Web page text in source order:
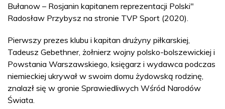
Bułanow – Rosjanin kapitanem reprezentacji Polski"
Radosław Przybysz na stronie TVP Sport (2020).
Pierwszy prezes klubu i kapitan drużyny piłkarskiej,
Tadeusz Gebethner, żołnierz wojny polsko-bolszewickiej i
Powstania Warszawskiego, księgarz i wydawca podczas
niemieckiej ukrywał w swoim domu żydowską rodzinę,
znalazł się w gronie Sprawiedliwych Wśród Narodów
Świata.